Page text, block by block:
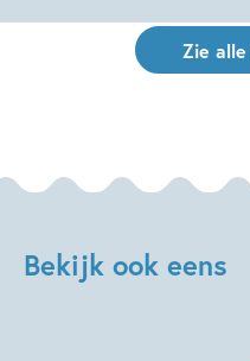
Zie
Bekijk ook eens